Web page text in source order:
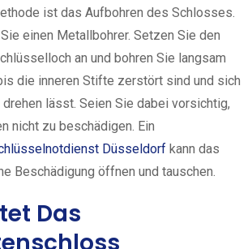
ist das Aufbohren des Schlosses.
einen Metallbohrer. Setzen Sie den
an und bohren Sie langsam
die inneren Stifte zerstört sind und sich
lässt. Seien Sie dabei vorsichtig,
nicht zu beschädigen. Ein
Düsseldorf kann das
Beschädigung öffnen und tauschen.
Das